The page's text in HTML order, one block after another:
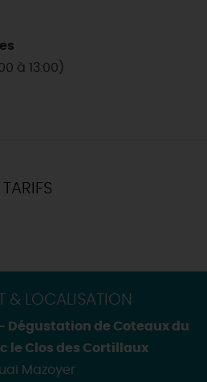
à 13:00)
TARIFS
& LOCALISATION
Dégustation de Coteaux du
le Clos des Cortillaux
Mazoyer